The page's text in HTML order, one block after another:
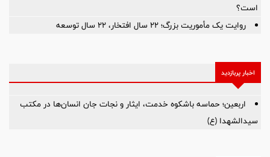
است؟
روایت یک مأموریت بزرگ؛ ۲۲ سال افتخار، ۲۲ سال توسعه
اخبار پربازدید
اربعین؛ حماسه باشکوه خدمت، ایثار و نجات جان انسان‌ها در مکتب
سیدالشهدا (ع)